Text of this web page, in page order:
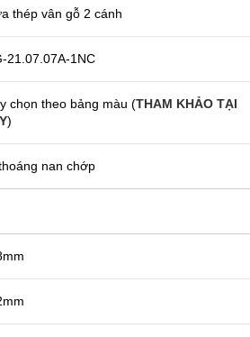
thép vân gỗ 2 cánh
21.07.07A-1NC
chọn theo bảng màu (THAM KHẢO TẠI
)
nan chớp